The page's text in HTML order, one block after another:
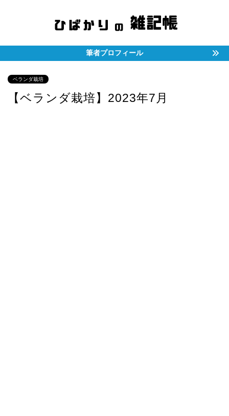
筆者プロフィール
ベランダ栽培
【ベランダ栽培】2023年7月